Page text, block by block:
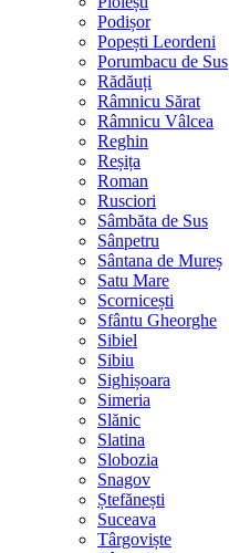
Podișor
Popești Leordeni
Porumbacu de Sus
Rădăuți
Râmnicu Sărat
Râmnicu Vâlcea
Reghin
Reșița
Roman
Rusciori
Sâmbăta de Sus
Sânpetru
Sântana de Mureș
Satu Mare
Scornicești
Sfântu Gheorghe
Sibiel
Sibiu
Sighișoara
Simeria
Slănic
Slatina
Slobozia
Snagov
Ștefănești
Suceava
Târgoviște